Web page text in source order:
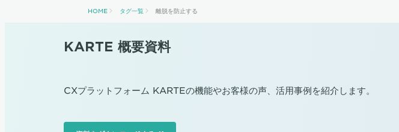
HOME タグ一覧 離脱を防止する
KARTE 概要資料
CXプラットフォーム KARTEの機能やお客様の声、活用事例を紹介します。